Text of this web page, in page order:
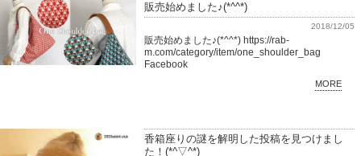
販売始めました♪(*^^*)
2018/12/05
販売始めました♪(*^^*) https://rab-
m.com/category/item/one_shoulder_bag
Facebook
MORE
香箱座りの謎を解明した投稿を見つけまし
た！(*^▽^*)